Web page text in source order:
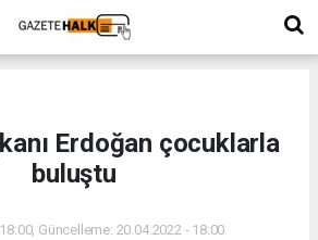
Erdoğan çocuklarla
buluştu
Güncelleme: 20.04.2022 - 18:00